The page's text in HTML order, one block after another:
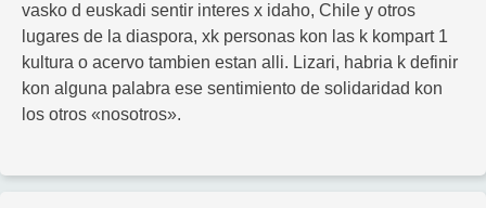
vasko d euskadi sentir interes x idaho, Chile y otros
lugares de la diaspora, xk personas kon las k kompart 1
kultura o acervo tambien estan alli. Lizari, habria k definir
kon alguna palabra ese sentimiento de solidaridad kon
los otros «nosotros».